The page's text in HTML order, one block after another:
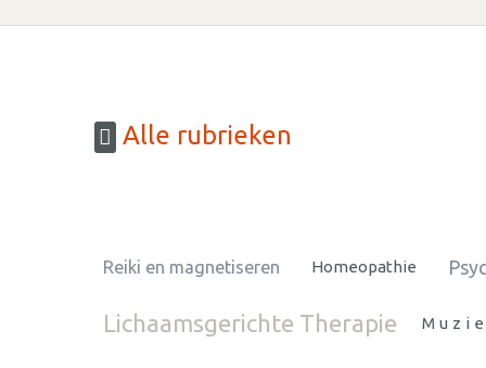
Alle rubrieken
Reiki en magnetiseren Homeopathie
Lichaamsgerichte Therapie